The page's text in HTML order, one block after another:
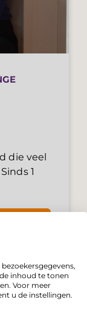
die veel
1
inhoud te tonen
Voor meer
u de instellingen.